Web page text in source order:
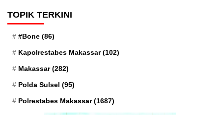
TOPIK TERKINI
#Bone (86)
Kapolrestabes Makassar(102)
Makassar(282)
Polda Sulsel (95)
Polrestabes Makassar(1687)